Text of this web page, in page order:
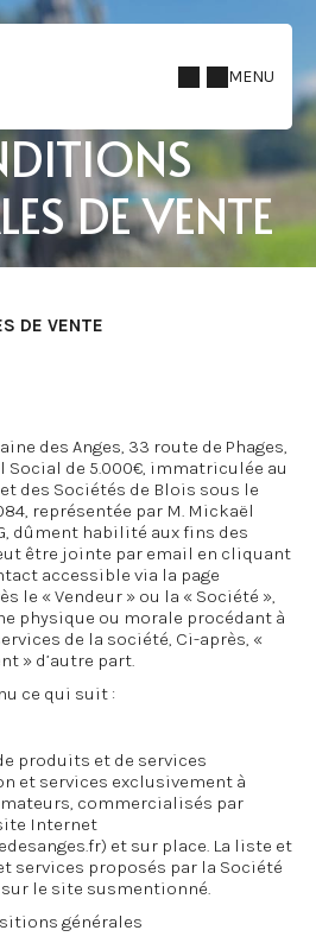
MENU
DE VENTE
DE VENTE
des Anges, 33 route de Phages,
Social de 5.000€, immatriculée au
des Sociétés de Blois sous le
représentée par M. Mickaël
dûment habilité aux fins des
être jointe par email en cliquant
accessible via la page
le « Vendeur » ou la « Société »,
physique ou morale procédant à
de la société, Ci-après, «
» d’autre part.
ce qui suit :
produits et de services
et services exclusivement à
commercialisés par
Internet
et sur place. La liste et
services proposés par la Société
le site susmentionné.
générales